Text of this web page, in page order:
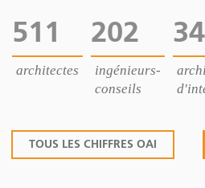
511
architectes
202
ingénieurs-
conseils
34
TOUS LES CHIFFRES OAI